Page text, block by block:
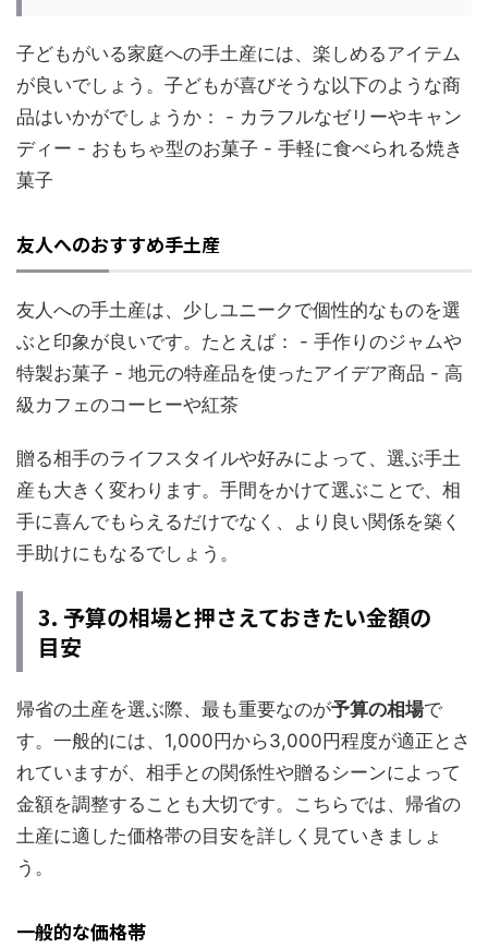
子どもがいる家庭への手土産には、楽しめるアイテム
が良いでしょう。子どもが喜びそうな以下のような商
品はいかがでしょうか： - カラフルなゼリーやキャン
ディー - おもちゃ型のお菓子 - 手軽に食べられる焼き
菓子
友人へのおすすめ手土産
友人への手土産は、少しユニークで個性的なものを選
ぶと印象が良いです。たとえば： - 手作りのジャムや
特製お菓子 - 地元の特産品を使ったアイデア商品 - 高
級カフェのコーヒーや紅茶
贈る相手のライフスタイルや好みによって、選ぶ手土
産も大きく変わります。手間をかけて選ぶことで、相
手に喜んでもらえるだけでなく、より良い関係を築く
手助けにもなるでしょう。
3. 予算の相場と押さえておきたい金額の
目安
帰省の土産を選ぶ際、最も重要なのが予算の相場で
す。一般的には、1,000円から3,000円程度が適正とさ
れていますが、相手との関係性や贈るシーンによって
金額を調整することも大切です。こちらでは、帰省の
土産に適した価格帯の目安を詳しく見ていきましょ
う。
一般的な価格帯